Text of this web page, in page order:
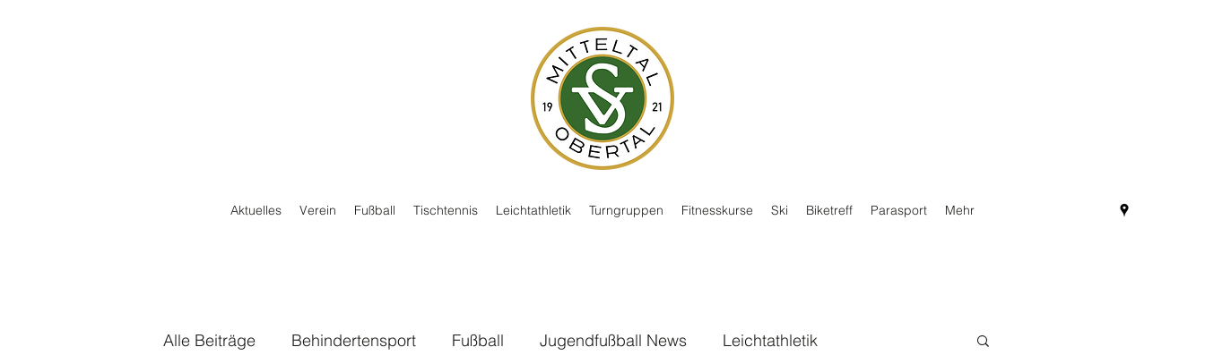
Aktuelles Verein Fußball Tischtennis Leichtathletik Turngruppen Fitnesskurse Ski Biketreff Parasport Mehr
Alle Beiträge Behindertensport Fußball Jugendfußball News Leichtathletik